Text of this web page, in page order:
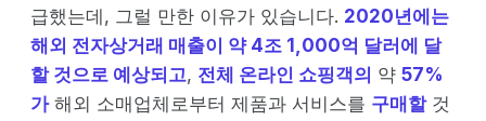
급했는데, 그럴 만한 이유가 있습니다. 2020년에는
해외 전자상거래 매출이 약 4조 1,000억 달러에 달
할 것으로 예상되고, 전체 온라인 쇼핑객의 약 57%
가해외 소매업체로부터 제품과 서비스를 구매할것